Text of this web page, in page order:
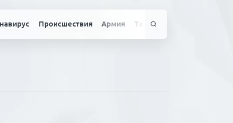
Происшествия Армия Технологии